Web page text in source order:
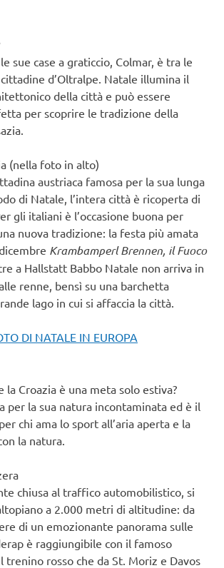
sue case a graticcio, Colmar, è tra le
d’Oltralpe. Natale illumina il
della città e può essere
per scoprire le tradizione della
(nella foto in alto)
austriaca famosa per la sua lunga
di Natale, l’intera città è ricoperta di
gli italiani è l’occasione buona per
nuova tradizione: la festa più amata
Krambamperl Brennen, il Fuoco
a Hallstatt Babbo Natale non arriva in
renne, bensì su una barchetta
lago in cui si affaccia la città.
DI NATALE IN EUROPA
la Croazia è una meta solo estiva?
per la sua natura incontaminata ed è il
chi ama lo sport all’aria aperta e la
la natura.
chiusa al traffico automobilistico, si
a 2.000 metri di altitudine: da
di un emozionante panorama sulle
è raggiungibile con il famoso
trenino rosso che da St. Moriz e Davos